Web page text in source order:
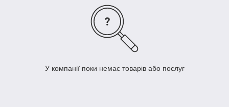
У компанії поки немає товарів або послуг